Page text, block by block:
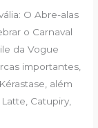
O Abre-alas
o Carnaval
da Vogue
importantes,
além
Catupiry,